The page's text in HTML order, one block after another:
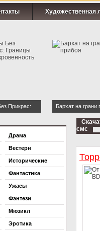
Художественная
Прикрас:
Бархат на грани
смс
Драма
Вестерн
Исторические
Фантастика
Ужасы
Фэнтези
Мюзикл
Эротика